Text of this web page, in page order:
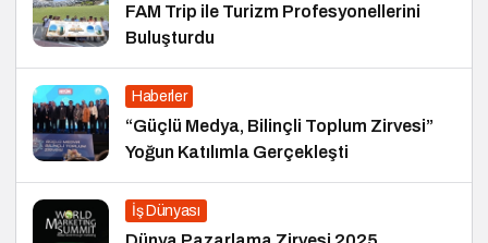
FAM Trip ile Turizm Profesyonellerini
Buluşturdu
Haberler
“Güçlü Medya, Bilinçli Toplum Zirvesi”
Yoğun Katılımla Gerçekleşti
İş Dünyası